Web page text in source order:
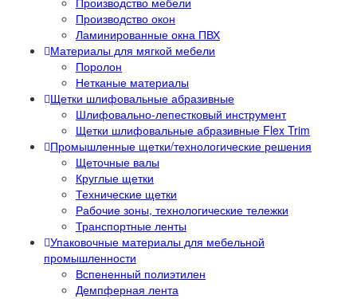
Производство окон
Ламинированные окна ПВХ
Материалы для мягкой мебели
Поролон
Нетканые материалы
Щетки шлифовальные абразивные
Шлифовально-лепестковый инструмент
Щетки шлифовальные абразивные Flex Trim
Промышленные щетки/технологические решения
Щеточные валы
Круглые щетки
Технические щетки
Рабочие зоны, технологические тележки
Транспортные ленты
Упаковочные материалы для мебельной
промышленности
Вспененный полиэтилен
Демпферная лента